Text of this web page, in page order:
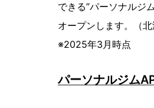
できる”パーソナルジ
オープンします。（
※2025年3月時点
パーソナルジム